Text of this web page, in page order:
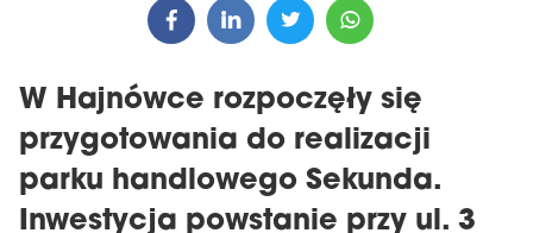
W Hajnówce rozpoczęły się
przygotowania do realizacji
parku handlowego Sekunda.
Inwestycja powstanie przy ul. 3